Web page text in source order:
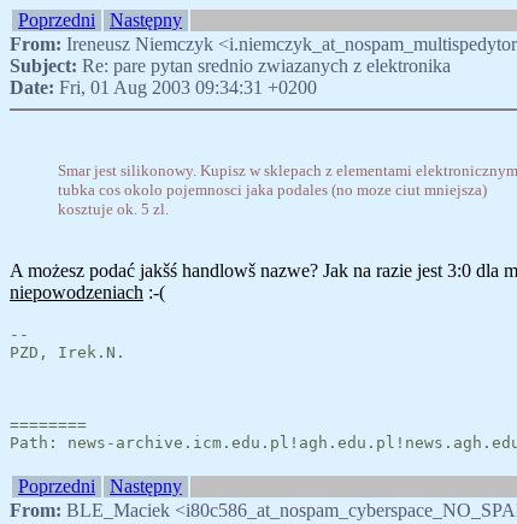
Poprzedni Następny
From: Ireneusz Niemczyk
Subject: Re: pare pytan srednio zwiazanych z elektronika
Date: Fri, 01 Aug 2003 09:34:31 +0200
Smar jest silikonowy. Kupisz w sklepach z elementami
tubka cos okolo pojemnosci jaka podales (no moze ciut mniejsza)
kosztuje ok. 5 zl.
A możesz podać jakšś handlowš nazwe? Jak na razie jest 3:0 dla
niepowodzeniach :-(
--
PZD, Irek.N.
========
Path: news-
Poprzedni Następny
From: BLE_Maciek